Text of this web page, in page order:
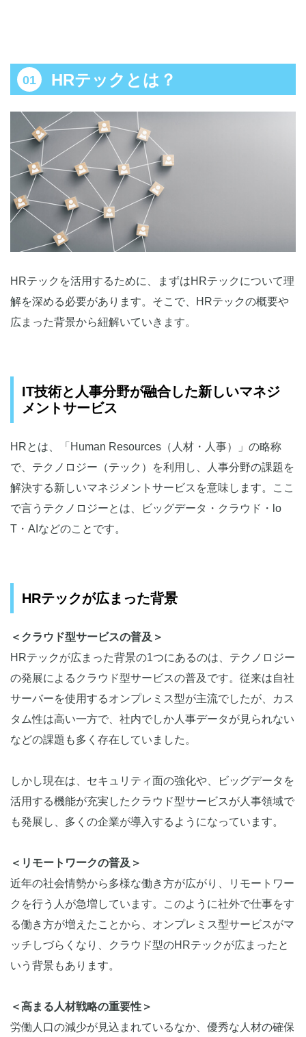
HRテックとは？
HRテックを活用するために、まずはHRテックについて理
解を深める必要があります。そこで、HRテックの概要や
広まった背景から紐解いていきます。
IT技術と人事分野が融合した新しいマネジ
メントサービス
HRとは、「Human Resources（人材・人事）」の略称
で、テクノロジー（テック）を利用し、人事分野の課題を
解決する新しいマネジメントサービスを意味します。ここ
で言うテクノロジーとは、ビッグデータ・クラウド・lo
T・AIなどのことです。
HRテックが広まった背景
＜クラウド型サービスの普及＞
HRテックが広まった背景の1つにあるのは、テクノロジー
の発展によるクラウド型サービスの普及です。従来は自社
サーバーを使用するオンプレミス型が主流でしたが、カス
タム性は高い一方で、社内でしか人事データが見られない
などの課題も多く存在していました。
しかし現在は、セキュリティ面の強化や、ビッグデータを
活用する機能が充実したクラウド型サービスが人事領域で
も発展し、多くの企業が導入するようになっています。
＜リモートワークの普及＞
近年の社会情勢から多様な働き方が広がり、リモートワー
クを行う人が急増しています。このように社外で仕事をす
る働き方が増えたことから、オンプレミス型サービスがマ
ッチしづらくなり、クラウド型のHRテックが広まったと
いう背景もあります。
＜高まる人材戦略の重要性＞
労働人口の減少が見込まれているなか、優秀な人材の確保